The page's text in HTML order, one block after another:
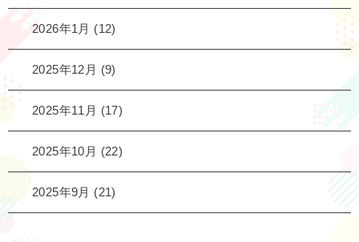
2026年1月 (12)
2025年12月 (9)
2025年11月 (17)
2025年10月 (22)
2025年9月 (21)